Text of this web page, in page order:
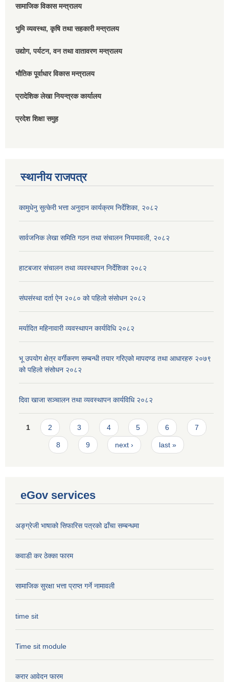
सामाजिक विकास मन्त्रालय
भुमि व्यवस्था, कृषि तथा सहकारी मन्त्रालय
उद्योग, पर्यटन, वन तथा वातावरण मन्त्रालय
भौतिक पूर्वाधार विकास मन्त्रालय
प्रादेशिक लेखा नियन्त्रक कार्यालय
प्रदेश शिक्षा समुह
स्थानीय राजपत्र
कामुधेनु सुत्केरी भत्ता अनुदान कार्यक्रम निर्देशिका, २०८२
सार्वजनिक लेखा समिति गठन तथा संचालन नियमावली, २०८२
हाटबजार संचालन तथा व्यवस्थापन निर्देशिका २०८२
संघसंस्था दर्ता ऐन २०८० को पहिलो संसोधन २०८२
मर्यादित महिनावारी व्यवस्थापन कार्यविधि २०८२
भू उपयोग क्षेत्र वर्गीकरण सम्बन्धी तयार गरिएको मापदण्ड तथा आधारहरु २०७९
को पहिलो संसोधन २०८२
दिवा खाजा सञ्चालन तथा व्यवस्थापन कार्यविधि २०८२
Pages
1 2 3 4 5 6 7
8 9 next › last »
eGov services
अङ्ग्रेजी भाषाको सिफारिस पत्रको ढाँचा सम्बन्धमा
कवाडी कर ठेक्का फारम
सामाजिक सुरक्षा भत्ता प्राप्त गर्ने नामावली
time sit
Time sit module
करार आवेदन फारम